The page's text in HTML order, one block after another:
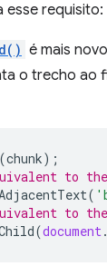
esse requisito:
é mais
o trecho ao
(chunk);
to
(
to
(document.